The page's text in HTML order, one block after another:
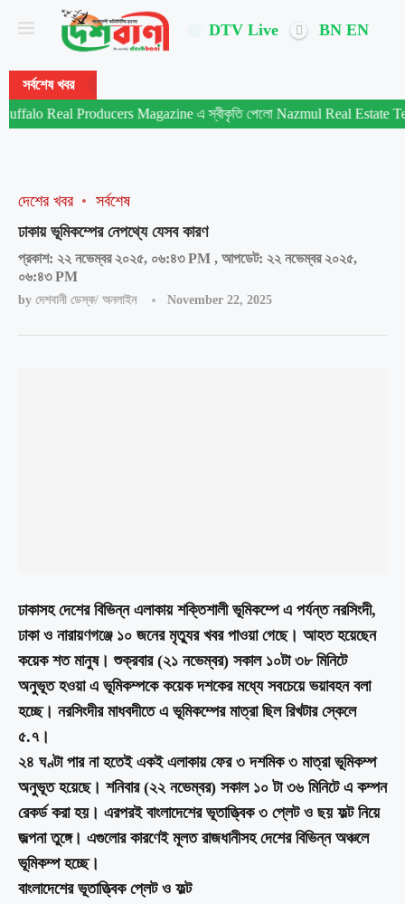
DTV Live BN EN
সর্বশেষ খবর
Real Producers Magazine এ স্বীকৃতি পেলো Nazmul Real Estate Team
দেশের খবর
সর্বশেষ
ঢাকায় ভূমিকম্পের নেপথ্যে যেসব কারণ
প্রকাশ: ২২ নভেম্বর ২০২৫, ০৬:৪৩ PM , আপডেট: ২২ নভেম্বর ২০২৫,
০৬:৪৩ PM
by দেশবানী ডেস্ক/ অনলাইন November 22, 2025
ঢাকাসহ দেশের বিভিন্ন এলাকায় শক্তিশালী ভূমিকম্পে এ পর্যন্ত নরসিংদী,
ঢাকা ও নারায়ণগঞ্জে ১০ জনের মৃত্যুর খবর পাওয়া গেছে। আহত হয়েছেন
কয়েক শত মানুষ। শুক্রবার (২১ নভেম্বর) সকাল ১০টা ৩৮ মিনিটে
অনুভূত হওয়া এ ভূমিকম্পকে কয়েক দশকের মধ্যে সবচেয়ে ভয়াবহন বলা
হচ্ছে। নরসিংদীর মাধবদীতে এ ভূমিকম্পের মাত্রা ছিল রিখটার স্কেলে
৫.৭।
২৪ ঘণ্টা পার না হতেই একই এলাকায় ফের ৩ দশমিক ৩ মাত্রা ভূমিকম্প
অনুভূত হয়েছে। শনিবার (২২ নভেম্বর) সকাল ১০ টা ৩৬ মিনিটে এ কম্পন
রেকর্ড করা হয়। এরপরই বাংলাদেশের ভূতাত্ত্বিক ৩ প্লেট ও ছয় ফল্ট নিয়ে
জল্পনা তুঙ্গে। এগুলোর কারণেই মূলত রাজধানীসহ দেশের বিভিন্ন অঞ্চলে
ভূমিকম্প হচ্ছে।
বাংলাদেশের ভূতাত্ত্বিক প্লেট ও ফল্ট